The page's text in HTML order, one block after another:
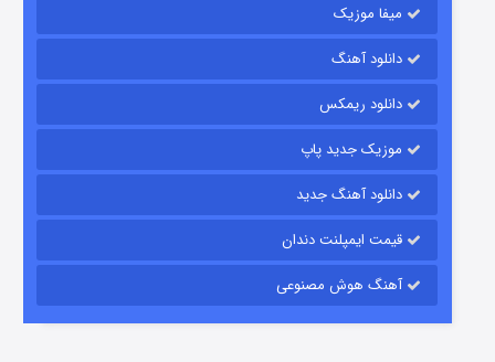
قسمت
میفا موزیک
دانلود آهنگ
دانلود ریمکس
موزیک جدید پاپ
دانلود آهنگ جدید
قیمت ایمپلنت دندان
آهنگ هوش مصنوعی